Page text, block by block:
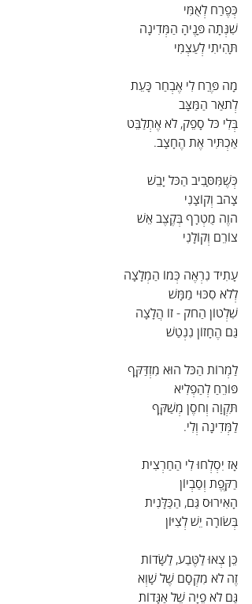
כְּפֶרַח לְאֻמִּי
שִׁנְּתָה פָּנֶיהָ הַמְּדִינָה
תָּהִיתִי לְעַצְמִי
מָה פֶּרַח לִי אֶבְחַר כָּעֵת
לְתֹאַר הַמַּצָּב
בְּלִי כֹּל סָפֵק, לֹא אֶתְלַבֵּט
אַכְתִּיר אֶת הֶחָצָב.
כְּשֶׁמִּסָּבִיב הַכֹּל יָבֵשׁ
צָהֹב וְקוֹצָנִי
הֹוֶה מֻטְרָף בְּקֶצֶב אֵשׁ
צוֹרֵם וְקוֹלָנִי
עָתִיד נִרְאֶה כְּמוֹ הַמְלָצָה
לְלֹא סִכּוּי מַמָּשׁ
שִׁלְטוֹן הַחֹק - זוֹ הֲלָצָה
גַּם הֶחָזוֹן נִנְטַשׁ
לַמְרוֹת הַכֹּל הוּא מִזְדַּקֵּף
פּוֹרֵחַ לְהַפְלִיא
תִּקְוָה וְחֹסֶן מְשַׁקֵּף
לַמְּדִינָה וְלִי.
אָז יִסְלְחוּ לִי הַחַרְצִית
רַקֶּפֶת וְסַבְיוֹן
הָאִירוּס גַּם, הַכַּלָּנִית
בְּשׂוֹרָה יֵשׁ לְצִיּוֹן
כֵּן צְאוּ לַטֶּבַע, לַשָּׂדוֹת
זֶה לֹא מִקְסָם שֶׁל שָׁוְא
גַּם לֹא פֵיָה שֶׁל אַגָּדוֹת